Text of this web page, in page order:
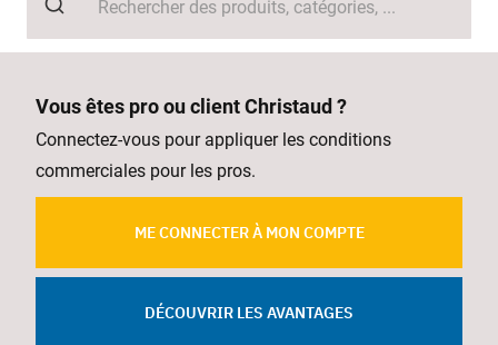
Vous êtes pro ou client Christaud ?
Connectez-vous pour appliquer les conditions
commerciales pour les pros.
ME CONNECTER À MON COMPTE
DÉCOUVRIR LES AVANTAGES